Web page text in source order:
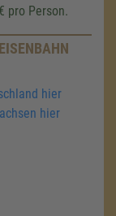
pro Person.
hier
hier